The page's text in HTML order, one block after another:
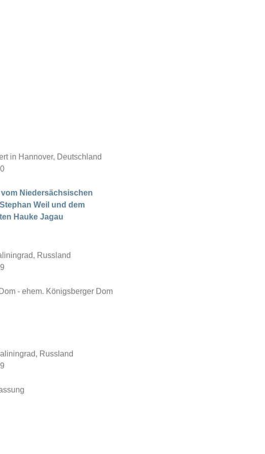
in Hannover, Deutschland
Niedersächsischen
Weil und dem
Hauke Jagau
Russland
- ehem. Königsberger Dom
Russland